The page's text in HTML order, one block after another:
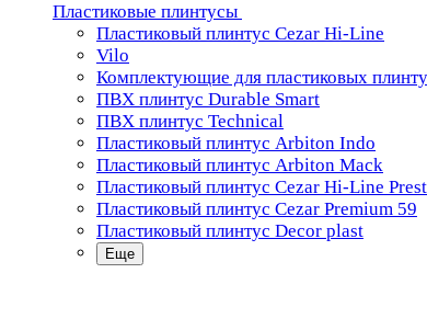
Пластиковые плинтусы
Пластиковый плинтус Cezar Hi-Line
Vilo
Комплектующие для пластиковых
ПВХ плинтус Durable Smart
ПВХ плинтус Technical
Пластиковый плинтус Arbiton Indo
Пластиковый плинтус Arbiton Mack
Пластиковый плинтус Cezar Hi-Line
Пластиковый плинтус Cezar Premium 59
Пластиковый плинтус Decor plast
Еще